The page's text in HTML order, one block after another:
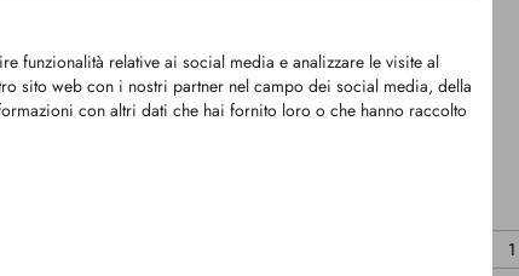
funzionalità relative ai social media e analizzare le visite al
sito web con i nostri partner nel campo dei social media, della
con altri dati che hai fornito loro o che hanno raccolto